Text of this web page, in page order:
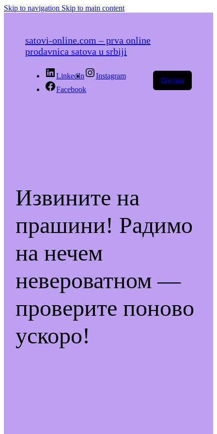
Skip to navigation Skip to main content
satovi-online.com – prva online
prodavnica satova u srbiji
LinkedIn
Instagram
Facebook
Пријава
Извините на
прашини! Радимо
на нечем
невероватном —
проверите поново
ускоро!